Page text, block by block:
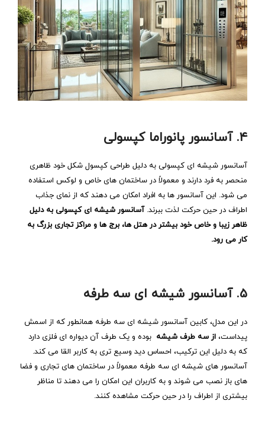
۴. آسانسور پانوراما کپسولی
آسانسور شیشه ‌ای کپسولی به دلیل طراحی کپسول ‌شکل خود ظاهری
منحصر به ‌فرد دارند و معمولاً در ساختمان ‌های خاص و لوکس استفاده
می ‌شود. این آسانسور ها به افراد امکان می ‌دهند که از نمای جذاب
اطراف در حین حرکت لذت ببرند.آسانسور شیشه ‌ای کپسولی به دلیل
ظاهر زیبا و خاص خود بیشتر در هتل ‌ها، برج ‌ها و مراکز تجاری بزرگ به
کار می‌ رود.
۵. آسانسور شیشه ‌ای سه‌ طرفه
در این مدل، کابین آسانسور شیشه ای سه طرفه همانطور که از اسمش
پیداست، از سه طرف شیشه‌ بوده و یک طرف آن دیواره ‌ای فلزی دارد
که به دلیل این ترکیب، احساس دید وسیع ‌تری به کاربر القا می‌ کند.
آسانسور های شیشه‌ ای سه‌ طرفه معمولاً در ساختمان‌ های تجاری و فضا
های باز نصب می‌ شوند و به کاربران این امکان را می ‌دهند تا مناظر
بیشتری از اطراف را در حین حرکت مشاهده کنند.